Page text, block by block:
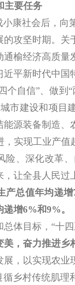
主要任务
社会后，向
攻坚时期。
通榆经济高质量
新时代中国
个自信”、做到
市建设和项目
源装备制造
实现工业产
险、深化改革
让全县人民
产总值年均递
增6%和9%。
目标，“十四
，奋力推进乡
以实现农业
循乡村传统肌